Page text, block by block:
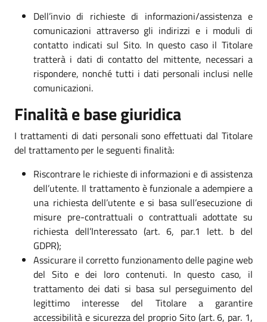
Dell’invio di richieste di informazioni/assistenza e
comunicazioni attraverso gli indirizzi e i moduli di
contatto indicati sul Sito. In questo caso il Titolare
tratterà i dati di contatto del mittente, necessari a
rispondere, nonché tutti i dati personali inclusi nelle
comunicazioni.
Finalità e base giuridica
I trattamenti di dati personali sono effettuati dal Titolare
del trattamento per le seguenti finalità:
Riscontrare le richieste di informazioni e di assistenza
dell’utente. Il trattamento è funzionale a adempiere a
una richiesta dell’utente e si basa sull’esecuzione di
misure pre-contrattuali o contrattuali adottate su
richiesta dell’Interessato (art. 6, par.1 lett. b del
GDPR);
Assicurare il corretto funzionamento delle pagine web
del Sito e dei loro contenuti. In questo caso, il
trattamento dei dati si basa sul perseguimento del
legittimo interesse del Titolare a garantire
accessibilità e sicurezza del proprio Sito (art. 6, par. 1,